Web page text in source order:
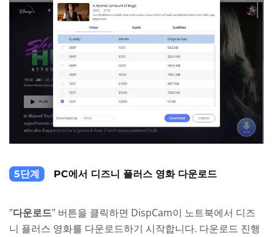
5단계 PC에서 디즈니 플러스 영화 다운로드
"다운로드" 버튼을 클릭하면 DispCam이 노트북에서 디즈
니 플러스 영화를 다운로드하기 시작합니다. 다운로드 진행